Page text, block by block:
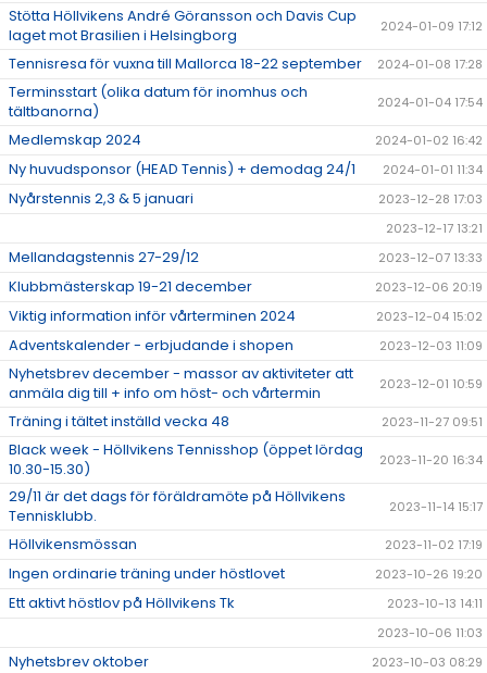
Stötta Höllvikens André Göransson och Davis Cup
laget mot Brasilien i Helsingborg
2024-01-09 17:12
Tennisresa för vuxna till Mallorca 18-22 september 2024-01-08 17:28
Terminsstart (olika datum för inomhus och
tältbanorna)
2024-01-04 17:54
Medlemskap 2024 2024-01-02 16:42
Ny huvudsponsor (HEAD Tennis) + demodag 24/1 2024-01-01 11:34
Nyårstennis 2,3 & 5 januari
2023-12-28 17:03
2023-12-17 13:21
Mellandagstennis 27-29/12 2023-12-07 13:33
Klubbmästerskap 19-21 december 2023-12-06 20:19
Viktig information inför vårterminen 2024 2023-12-04 15:02
Adventskalender - erbjudande i shopen 2023-12-03 11:09
Nyhetsbrev december - massor av aktiviteter att
anmäla dig till + info om höst- och vårtermin
2023-12-01 10:59
Träning i tältet inställd vecka 48 2023-11-27 09:51
Black week - Höllvikens Tennisshop (öppet lördag
10.30-15.30)
2023-11-20 16:34
29/11 är det dags för föräldramöte på Höllvikens
Tennisklubb.
2023-11-14 15:17
Höllvikensmössan 2023-11-02 17:19
Ingen ordinarie träning under höstlovet 2023-10-26 19:20
Ett aktivt höstlov på Höllvikens Tk
2023-10-13 14:11
2023-10-06 11:03
Nyhetsbrev oktober 2023-10-03 08:29